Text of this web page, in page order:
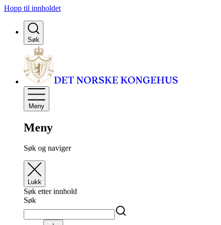
Hopp til innholdet
Søk
Meny
Meny
Søk og naviger
Lukk
Søk etter innhold
Søk